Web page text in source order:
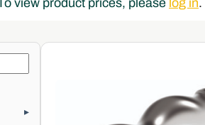
view product prices, please log in.
▸